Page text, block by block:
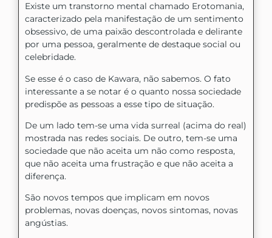
Existe um transtorno mental chamado Erotomania,
caracterizado pela manifestação de um sentimento
obsessivo, de uma paixão descontrolada e delirante
por uma pessoa, geralmente de destaque social ou
celebridade.
Se esse é o caso de Kawara, não sabemos. O fato
interessante a se notar é o quanto nossa sociedade
predispõe as pessoas a esse tipo de situação.
De um lado tem-se uma vida surreal (acima do real)
mostrada nas redes sociais. De outro, tem-se uma
sociedade que não aceita um não como resposta,
que não aceita uma frustração e que não aceita a
diferença.
São novos tempos que implicam em novos
problemas, novas doenças, novos sintomas, novas
angústias.